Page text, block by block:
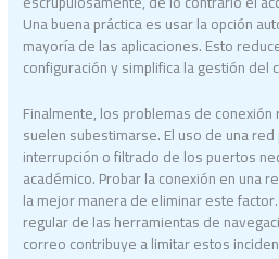
Una buena práctica es usar la opción
mayoría de las aplicaciones. Esto
configuración y simplifica la gestión del
Finalmente, los problemas de
suelen subestimarse. El uso de una
interrupción o filtrado de los puertos
académico. Probar la conexión en una
la mejor manera de eliminar este
regular de las herramientas de
correo contribuye a limitar estos